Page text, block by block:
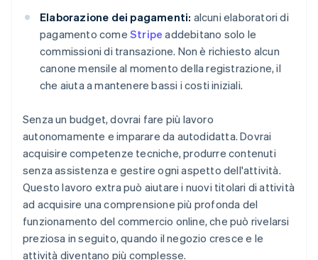
Elaborazione dei pagamenti: alcuni elaboratori di
pagamento come Stripe addebitano solo le
commissioni di transazione. Non è richiesto alcun
canone mensile al momento della registrazione, il
che aiuta a mantenere bassi i costi iniziali.
Senza un budget, dovrai fare più lavoro
autonomamente e imparare da autodidatta. Dovrai
acquisire competenze tecniche, produrre contenuti
senza assistenza e gestire ogni aspetto dell'attività.
Questo lavoro extra può aiutare i nuovi titolari di attività
ad acquisire una comprensione più profonda del
funzionamento del commercio online, che può rivelarsi
preziosa in seguito, quando il negozio cresce e le
attività diventano più complesse.